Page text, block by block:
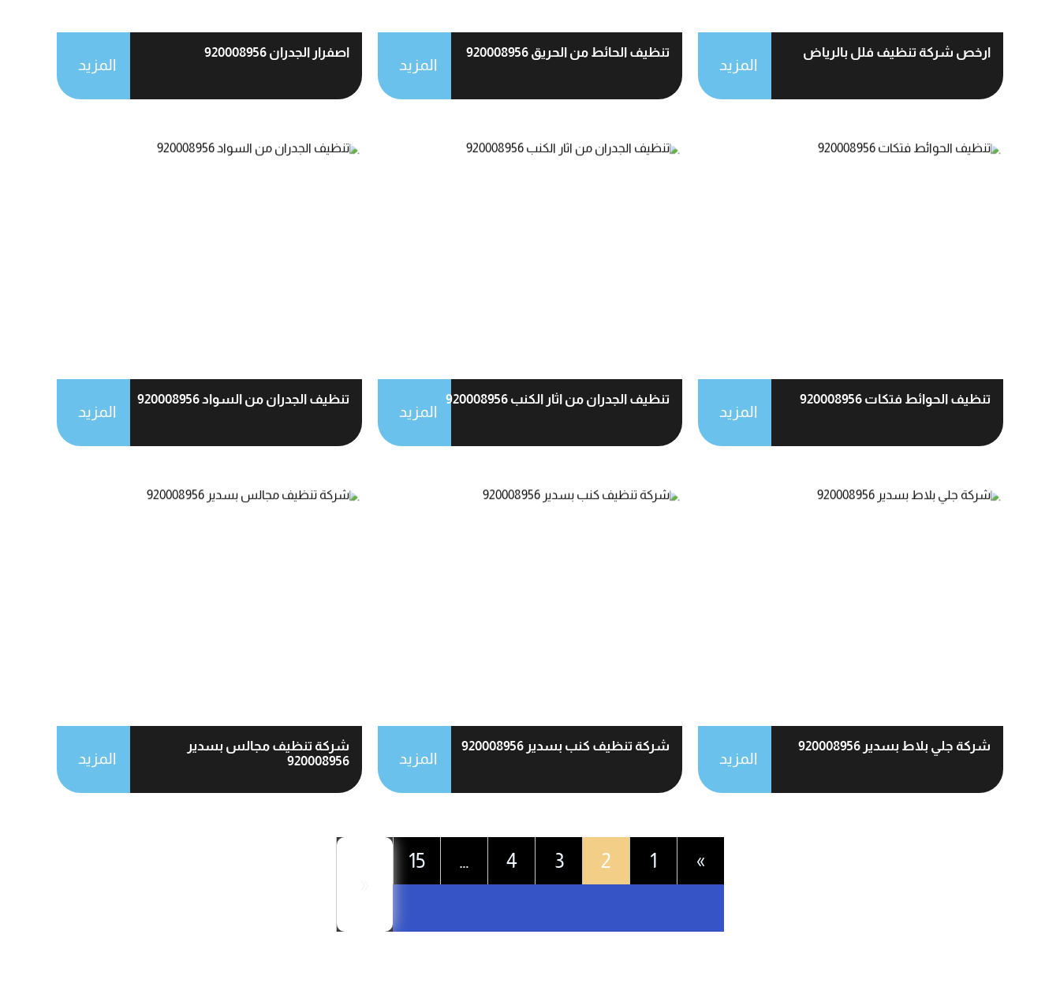
ارخص شركة تنظيف فلل بالرياض
المزيد
تنظيف الحائط من الحريق 920008956
المزيد
اصفرار الجدران 920008956
المزيد
تنظيف الحوائط فتكات 920008956
المزيد
تنظيف الجدران من اثار الكنب 920008956
المزيد
تنظيف الجدران من السواد 920008956
المزيد
شركة جلي بلاط بسدير 920008956
المزيد
شركة تنظيف كنب بسدير 920008956
المزيد
شركة تنظيف مجالس بسدير
920008956
المزيد
»
1
2
3
4
…
15